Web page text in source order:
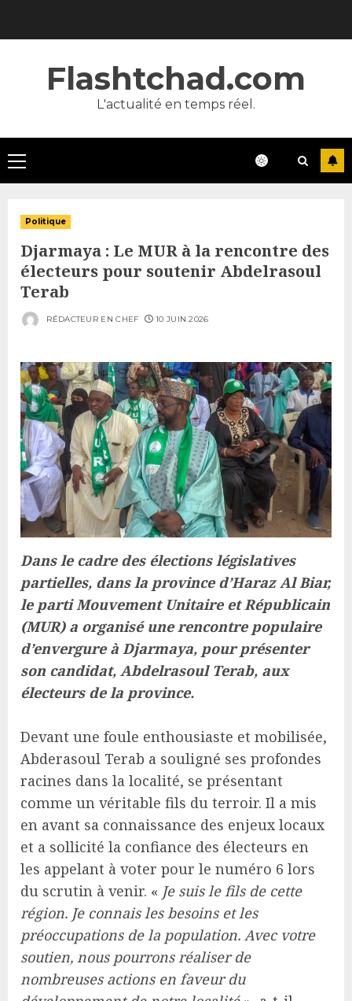
Flashtchad.com
L'actualité en temps réel.
Primary
Menu
Politique
Djarmaya : Le MUR à la rencontre des
électeurs pour soutenir Abdelrasoul
Terab
RÉDACTEUR EN CHEF 10 JUIN 2026
Dans le cadre des élections législatives
partielles, dans la province d’Haraz Al Biar,
le parti Mouvement Unitaire et Républicain
(MUR) a organisé une rencontre populaire
d’envergure à Djarmaya, pour présenter
son candidat, Abdelrasoul Terab, aux
électeurs de la province.
Devant une foule enthousiaste et mobilisée,
Abderasoul Terab a souligné ses profondes
racines dans la localité, se présentant
comme un véritable fils du terroir. Il a mis
en avant sa connaissance des enjeux locaux
et a sollicité la confiance des électeurs en
les appelant à voter pour le numéro 6 lors
du scrutin à venir. « Je suis le fils de cette
région. Je connais les besoins et les
préoccupations de la population. Avec votre
soutien, nous pourrons réaliser de
nombreuses actions en faveur du